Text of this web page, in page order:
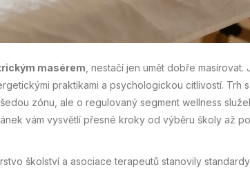
masérem , nestačí jen umět dobře masírovat.
praktikami a psychologickou citlivostí. Trh
zónu, ale o regulovaný segment wellness
vám vysvětlí přesné kroky od výběru školy až po
školství a asociace terapeutů stanovily